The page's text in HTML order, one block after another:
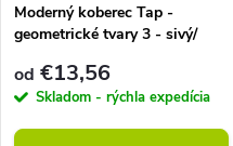
Moderný koberec Tap -
geometrické tvary 3 - sivý/
od €13,56
Skladom - rýchla expedícia